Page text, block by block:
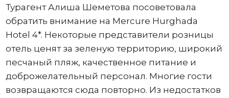
Турагент Алиша Шеметова посоветовала
обратить внимание на Mercure Hurghada
Hotel 4*. Некоторые представители розницы
отель ценят за зеленую территорию, широкий
песчаный пляж, качественное питание и
доброжелательный персонал. Многие гости
возвращаются сюда повторно. Из недостатков